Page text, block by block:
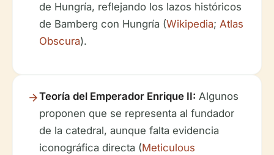
de Hungría, reflejando los lazos históricos
de Bamberg con Hungría (Wikipedia; Atlas
Obscura).
Teoría del Emperador Enrique II: Algunos
proponen que se representa al fundador
de la catedral, aunque falta evidencia
iconográfica directa (Meticulous